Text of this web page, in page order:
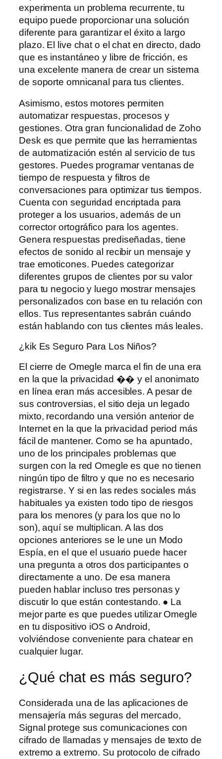
experimenta un problema recurrente, tu
equipo puede proporcionar una solución
diferente para garantizar el éxito a largo
plazo. El live chat o el chat en directo, dado
que es instantáneo y libre de fricción, es
una excelente manera de crear un sistema
de soporte omnicanal para tus clientes.
Asimismo, estos motores permiten
automatizar respuestas, procesos y
gestiones. Otra gran funcionalidad de Zoho
Desk es que permite que las herramientas
de automatización estén al servicio de tus
gestores. Puedes programar ventanas de
tiempo de respuesta y filtros de
conversaciones para optimizar tus tiempos.
Cuenta con seguridad encriptada para
proteger a los usuarios, además de un
corrector ortográfico para los agentes.
Genera respuestas prediseñadas, tiene
efectos de sonido al recibir un mensaje y
trae emoticones. Puedes categorizar
diferentes grupos de clientes por su valor
para tu negocio y luego mostrar mensajes
personalizados con base ​​en tu relación con
ellos. Tus representantes sabrán cuándo
están hablando con tus clientes más leales.
¿kik Es Seguro Para Los Niños?
El cierre de Omegle marca el fin de una era
en la que la privacidad �� y el anonimato
en línea eran más accesibles. A pesar de
sus controversias, el sitio deja un legado
mixto, recordando una versión anterior de
Internet en la que la privacidad period más
fácil de mantener. Como se ha apuntado,
uno de los principales problemas que
surgen con la red Omegle es que no tienen
ningún tipo de filtro y que no es necesario
registrarse. Y si en las redes sociales más
habituales ya existen todo tipo de riesgos
para los menores (y para los que no lo
son), aquí se multiplican. A las dos
opciones anteriores se le une un Modo
Espía, en el que el usuario puede hacer
una pregunta a otros dos participantes o
directamente a uno. De esa manera
pueden hablar incluso tres personas y
discutir lo que están contestando. ● La
mejor parte es que puedes utilizar Omegle
en tu dispositivo iOS o Android,
volviéndose conveniente para chatear en
cualquier lugar.
¿Qué chat es más seguro?
Considerada una de las aplicaciones de
mensajería más seguras del mercado,
Signal protege sus comunicaciones con
cifrado de llamadas y mensajes de texto de
extremo a extremo. Su protocolo de cifrado